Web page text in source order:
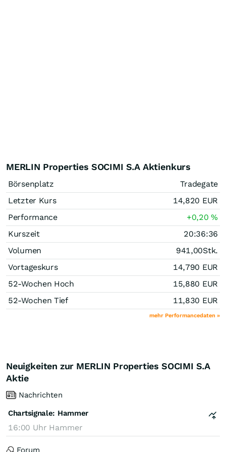
MERLIN Properties SOCIMI S.A Aktienkurs
Börsenplatz
Tradegate
Letzter Kurs
14,820 EUR
Performance
+0,20%
Kurszeit
20:36:36
Volumen
941,00Stk.
Vortageskurs
14,790 EUR
52-Wochen Hoch
15,880 EUR
52-Wochen Tief
11,830 EUR
mehr Performancedaten »
Neuigkeiten zur MERLIN Properties SOCIMI S.A
Aktie
Nachrichten
Chartsignale: Hammer
16:00 Uhr Hammer
Forum